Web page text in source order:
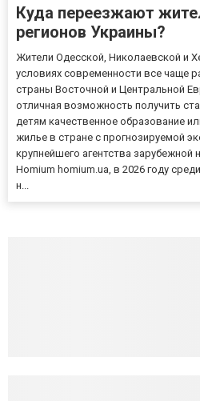
Куда переезжают
регионов Украины?
Жители Одесской, Николаевской и
условиях современности все чаще
страны Восточной и Центральной
отличная возможность получить
детям качественное образование
жилье в стране с прогнозируемой
крупнейшего агентства
Homium homium.ua, в 2026 году
н...